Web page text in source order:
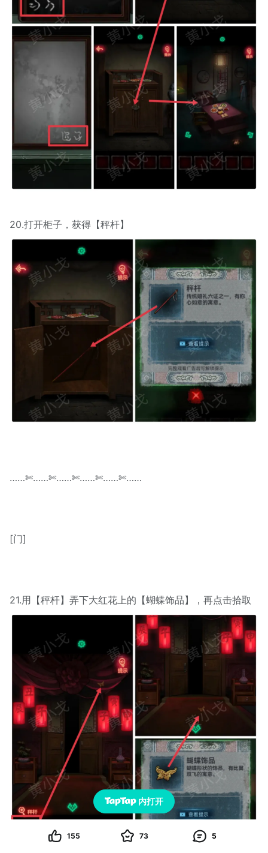
20.打开柜子，获得【秤杆】
……✄……✄……✄……✄……✄……
[门]
21.用【秤杆】弄下大红花上的【蝴蝶饰品】，再点击拾取
155 73 5
内打开